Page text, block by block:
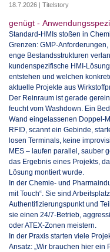
18.7.2026 | Titelstory
genügt -
Standard-HMIs stoßen in
Grenzen: GMP-
enge Bestandsstrukturen
kundenspezifische HMI-
entstehen und welchen
aktuelle Projekte aus
Der Reinraum ist gerade
feucht vom Washdown. Ein
Wand eingelassenen Doppel-
RFID, scannt ein Gebinde,
losen Terminals, keine
MES – laufen parallel, sauber
das Ergebnis eines Projekts,
Lösung montiert wurde.
In der Chemie- und
mit Touch“. Sie sind
Authentifizierungspunkt und
sie einen 24/7-Betrieb,
oder ATEX-Zonen meistern.
In der Praxis starten viele
Ansatz: „Wir brauchen hier ein